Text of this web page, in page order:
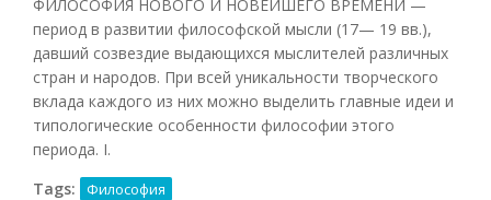
ФИЛОСОФИЯ НОВОГО И НОВЕЙШЕГО ВРЕМЕНИ —
период в развитии философской мысли (17— 19 вв.),
давший созвездие выдающихся мыслителей различных
стран и народов. При всей уникальности творческого
вклада каждого из них можно выделить главные идеи и
типологические особенности философии этого
периода. I.
Tags:
Философия